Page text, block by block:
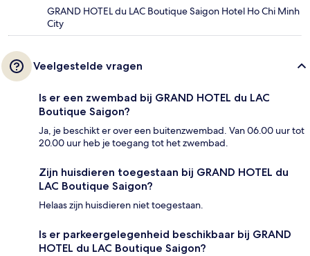
GRAND HOTEL du LAC Boutique Saigon Hotel Ho Chi Minh
City
Veelgestelde vragen
Is er een zwembad bij GRAND HOTEL du LAC
Boutique Saigon?
Ja, je beschikt er over een buitenzwembad. Van 06.00 uur tot
20.00 uur heb je toegang tot het zwembad.
Zijn huisdieren toegestaan bij GRAND HOTEL du
LAC Boutique Saigon?
Helaas zijn huisdieren niet toegestaan.
Is er parkeergelegenheid beschikbaar bij GRAND
HOTEL du LAC Boutique Saigon?